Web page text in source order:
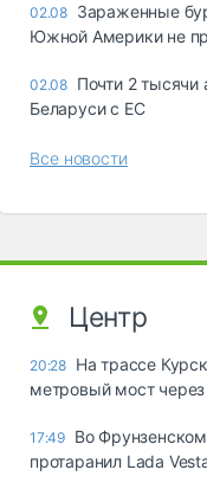
02.08 Зараженные
Южной Америки не
02.08 Почти 2 тысячи
Беларуси с ЕС
Все новости
Центр
20:28 На трассе
метровый мост
17:49 Во
протаранил Lada